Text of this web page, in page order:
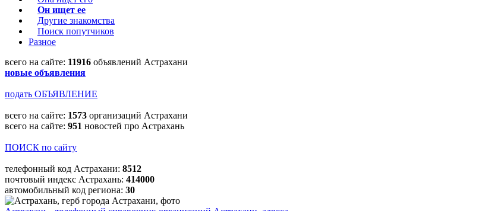
Он ищет ее
Другие знакомства
Поиск попутчиков
Разное
всего на сайте: 11916 объявлений Астрахани
новые объявления
подать ОБЪЯВЛЕНИЕ
всего на сайте: 1573 организаций Астрахани
всего на сайте: 951 новостей про Астрахань
ПОИСК по сайту
телефонный код Астрахани: 8512
почтовый индекс Астрахань: 414000
автомобильный код региона: 30